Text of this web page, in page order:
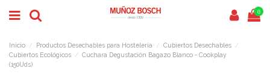
0
Inicio Productos Desechables para Hostelería
Cubiertos Desechables
Cubiertos Ecológicos
Cuchara Degustación Bagazo Blanco - Cookplay
(150Uds)